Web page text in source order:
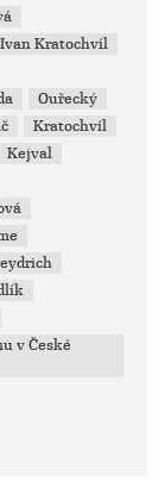
Ivan Kratochvíl
Ouřecký
Kratochvíl
Kejval
v České